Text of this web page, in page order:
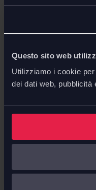
Questo sito web
Utilizziamo i cookie
dei dati web, pubblicità